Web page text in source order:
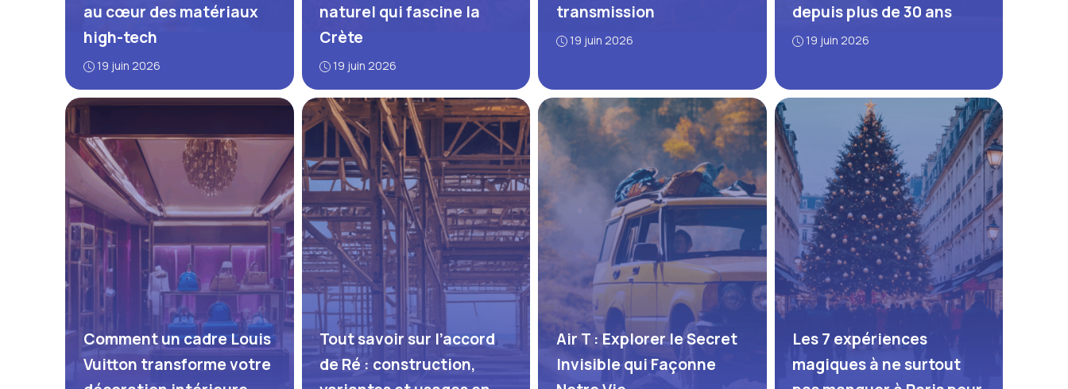
au cœur des matériaux
high-tech
19 juin 2026
naturel qui fascine la
Crète
19 juin 2026
transmission
19 juin 2026
depuis plus de 30 ans
19 juin 2026
Comment un cadre Louis
Vuitton transforme votre
Tout savoir sur l’accord
de Ré : construction,
Air T : Explorer le Secret
Invisible qui Façonne
Les 7 expériences
magiques à ne surtout